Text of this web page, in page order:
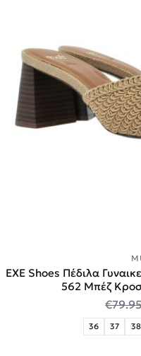
EXE Shoes Πέδιλα
562 Μπέζ
€
36 37 38